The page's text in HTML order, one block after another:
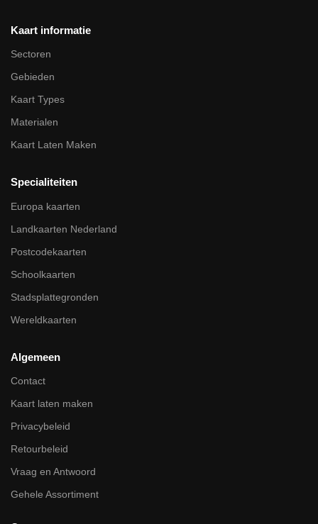
Kaart informatie
Sectoren
Gebieden
Kaart Types
Materialen
Kaart Laten Maken
Specialiteiten
Europa kaarten
Landkaarten Nederland
Postcodekaarten
Schoolkaarten
Stadsplattegronden
Wereldkaarten
Algemeen
Contact
Kaart laten maken
Privacybeleid
Retourbeleid
Vraag en Antwoord
Gehele Assortiment